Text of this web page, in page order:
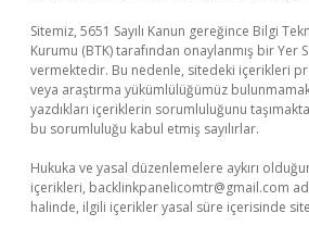
Sitemiz, 5651 Sayılı Kanun gereğince Bilgi
Kurumu (BTK) tarafından onaylanmış bir Yer
vermektedir. Bu nedenle, sitedeki içerikleri
veya araştırma yükümlülüğümüz
yazdıkları içeriklerin sorumluluğunu
bu sorumluluğu kabul etmiş sayılırlar.
Hukuka ve yasal düzenlemelere aykırı
içerikleri, backlinkpanelicomtr@gmail.com
halinde, ilgili içerikler yasal süre içerisinde